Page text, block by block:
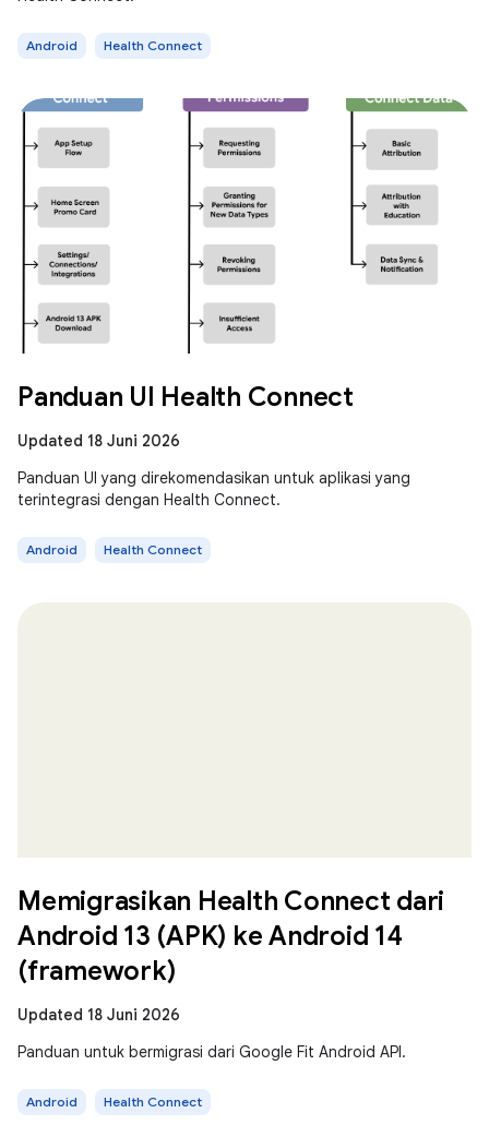
Android Health Connect
Panduan UI Health Connect
Updated 18 Juni 2026
Panduan UI yang direkomendasikan untuk aplikasi yang
terintegrasi dengan Health Connect.
Android Health Connect
Memigrasikan Health Connect dari
Android 13 (APK) ke Android 14
(framework)
Updated 18 Juni 2026
Panduan untuk bermigrasi dari Google Fit Android API.
Android Health Connect